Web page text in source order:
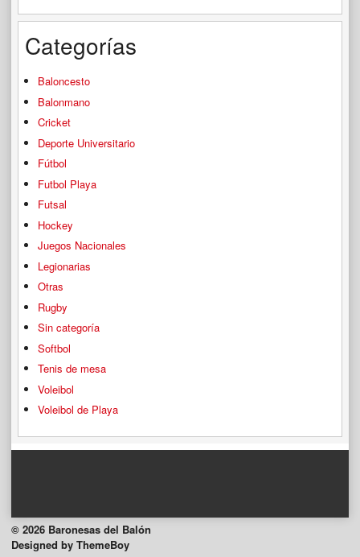
Categorías
Baloncesto
Balonmano
Cricket
Deporte Universitario
Fútbol
Futbol Playa
Futsal
Hockey
Juegos Nacionales
Legionarias
Otras
Rugby
Sin categoría
Softbol
Tenis de mesa
Voleibol
Voleibol de Playa
© 2026 Baronesas del Balón
Designed by ThemeBoy